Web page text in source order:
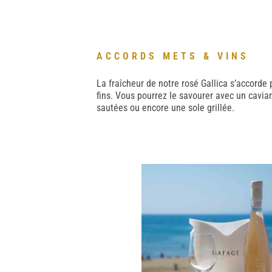
ACCORDS METS & VINS
La fraîcheur de notre rosé Gallica
fins. Vous pourrez le savourer avec un
sautées ou encore une sole grillée.